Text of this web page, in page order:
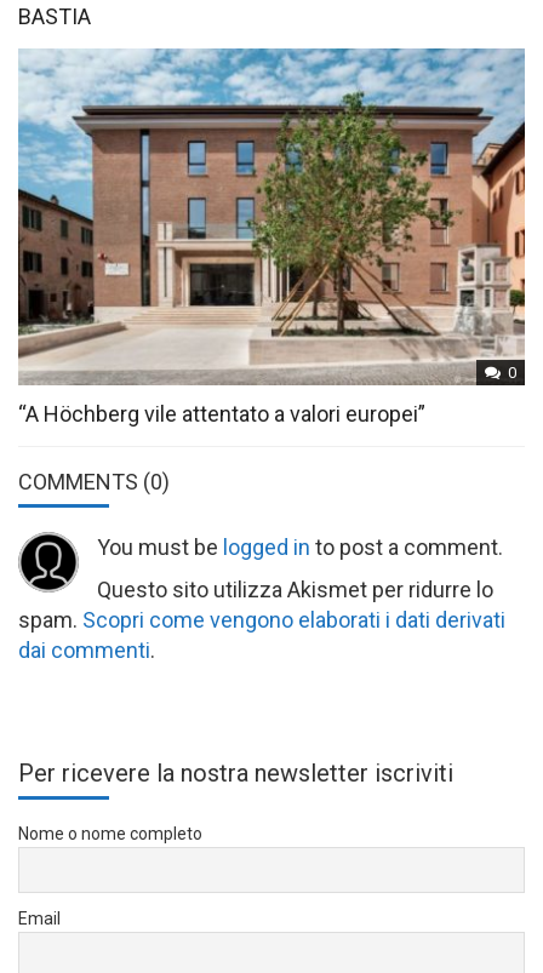
BASTIA
0
“A Höchberg vile attentato a valori europei”
COMMENTS (0)
You must be logged in to post a comment.
Questo sito utilizza Akismet per ridurre lo
spam. Scopri come vengono elaborati i dati derivati
dai commenti.
Per ricevere la nostra newsletter iscriviti
Nome o nome completo
Email